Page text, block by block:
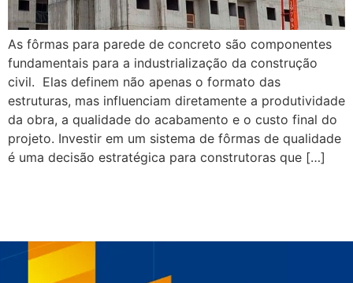
As fôrmas para parede de concreto são componentes
fundamentais para a industrialização da construção
civil. Elas definem não apenas o formato das
estruturas, mas influenciam diretamente a produtividade
da obra, a qualidade do acabamento e o custo final do
projeto. Investir em um sistema de fôrmas de qualidade
é uma decisão estratégica para construtoras que […]